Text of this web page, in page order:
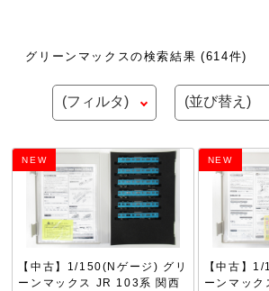
グリーンマックスの検索結果 (614件)
NEW
【中古】1/150(Nゲージ) グリ
ーンマックス JR 103系 関西
NEW
【中古】
ーンマッ